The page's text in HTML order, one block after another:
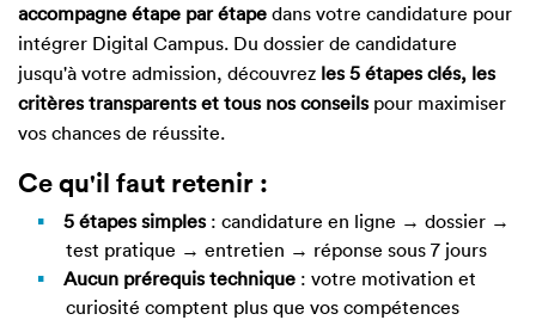
accompagne étape par étape dans votre candidature pour
intégrer Digital Campus. Du dossier de candidature
jusqu'à votre admission, découvrez les 5 étapes clés, les
critères transparents et tous nos conseilspour maximiser
vos chances de réussite.
Ce qu'il faut retenir :
5 étapes simples: candidature en ligne → dossier →
test pratique → entretien → réponse sous 7 jours
Aucun prérequis technique : votre motivation et
curiosité comptent plus que vos compétences